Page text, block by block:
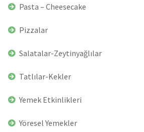
Pasta – Cheesecake
Pizzalar
Salatalar-Zeytinyağlılar
Tatlılar-Kekler
Yemek Etkinlikleri
Yöresel Yemekler